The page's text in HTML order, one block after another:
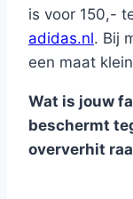
is voor 150,-
adidas.nl. Bij
een maat
Wat is jouw
beschermt
oververhit